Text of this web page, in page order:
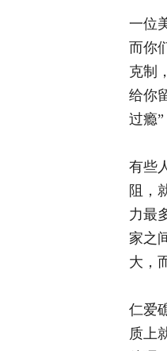
一位
而你
克制
给你
过瘾”
有些
阻，
力最
家之
大，
仁爱
质上